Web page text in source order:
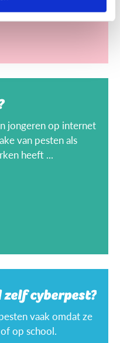
jongeren op internet
van pesten als
heeft ...
cyberpest?
vaak omdat ze
op school.